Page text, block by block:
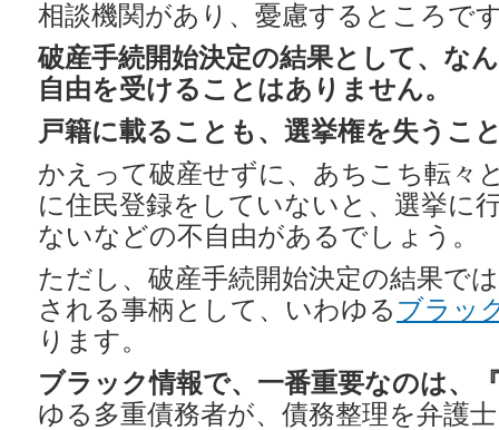
相談機関があり、憂慮するところで
破産手続開始決定の結果として、な
自由を受けることはありません。
戸籍に載ることも、選挙権を失うこ
かえって破産せずに、あちこち転々
に住民登録をしていないと、選挙に
ないなどの不自由があるでしょう。
ただし、破産手続開始決定の結果で
される事柄として、いわゆる ブラッ
ります。
ブラック情報で、一番重要なのは、
ゆる多重債務者が、債務整理を弁護